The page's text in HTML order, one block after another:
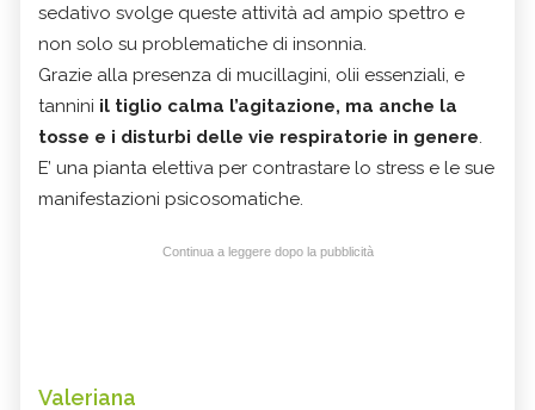
sedativo svolge queste attività ad ampio spettro e
non solo su problematiche di insonnia.
Grazie alla presenza di mucillagini, olii essenziali, e
tannini il tiglio calma l’agitazione, ma anche la
tosse e i disturbi delle vie respiratorie in genere.
E’ una pianta elettiva per contrastare lo stress e le sue
manifestazioni psicosomatiche.
Continua a leggere dopo la pubblicità
Valeriana